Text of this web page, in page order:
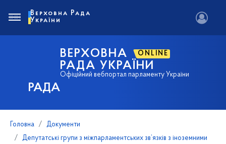
РАДА
ВЕРХОВНА ONLINE
РАДА УКРАЇНИ
Офіційний вебпортал парламенту України
Верховна Рада
України
Головна
Документи
Депутатські групи з міжпарламентських зв’язків з іноземними